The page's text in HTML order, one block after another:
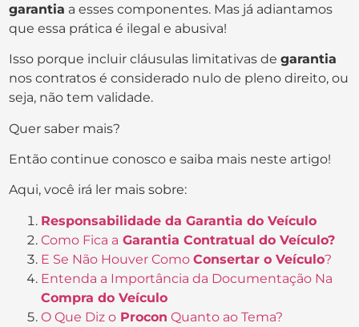
garantia a esses componentes. Mas já adiantamos
que essa prática é ilegal e abusiva!
Isso porque incluir cláusulas limitativas degarantia
nos contratos é considerado nulo de pleno direito, ou
seja, não tem validade.
Quer saber mais?
Então continue conosco e saiba mais neste artigo!
Aqui, você irá ler mais sobre:
Responsabilidade da Garantia do Veículo
Como Fica a Garantia Contratual do Veículo?
E Se Não Houver ComoConsertar o Veículo?
Entenda a Importância da Documentação Na
Compra do Veículo
O Que Diz o Procon Quanto ao Tema?